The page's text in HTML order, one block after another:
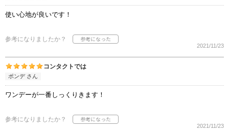
使い心地が良いです！
参考になりましたか？
2021/11/23
コンタクトでは
ポンデ さん
ワンデーが一番しっくりきます！
参考になりましたか？
2021/11/23